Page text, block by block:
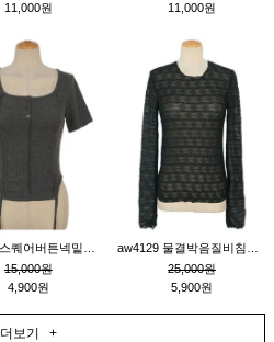
11,000원
11,000원
15,000원
4,900원
25,000원
5,900원
더보기 +